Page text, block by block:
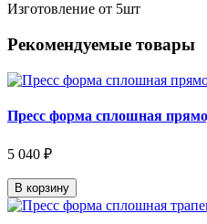
Изготовление от 5шт
Рекомендуемые товары
Пресс форма сплошная
5 040 ₽
В корзину